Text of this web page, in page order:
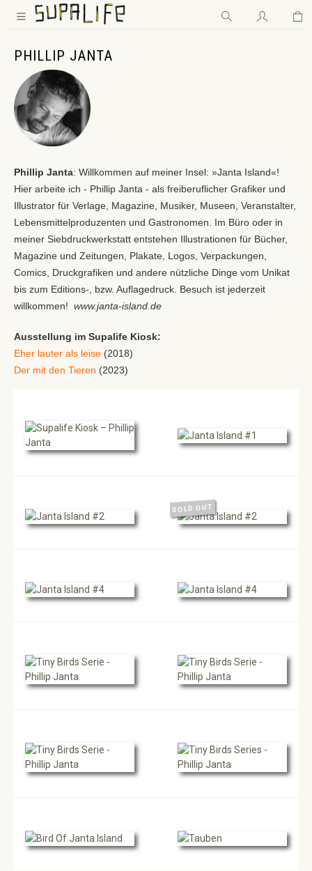
Zum Hauptinhalt springen
PHILLIP JANTA
Phillip Janta: Willkommen auf meiner Insel: »Janta Island«!
Hier arbeite ich - Phillip Janta - als freiberuflicher Grafiker und
Illustrator für Verlage, Magazine, Musiker, Museen, Veranstalter,
Lebensmittelproduzenten und Gastronomen. Im Büro oder in
meiner Siebdruckwerkstatt entstehen Illustrationen für Bücher,
Magazine und Zeitungen, Plakate, Logos, Verpackungen,
Comics, Druckgrafiken und andere nützliche Dinge vom Unikat
bis zum Editions-, bzw. Auflagedruck. Besuch ist jederzeit
willkommen! www.janta-island.de
Ausstellung im Supalife Kiosk:
Eher lauter als leise (2018)
Der mit den Tieren (2023)
SOLD OUT